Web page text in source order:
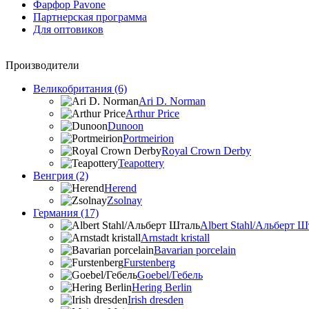
Фарфор Pavone
Партнерская программа
Для оптовиков
Производители
Великобритания (6)
Ari D. Norman
Arthur Price
Dunoon
Portmeirion
Royal Crown Derby
Teapottery
Венгрия (2)
Herend
Zsolnay
Германия (17)
Albert Stahl/Альбеpт
Arnstadt kristall
Bavarian porcelain
Furstenberg
Goebel/Гебель
Hering Berlin
Irish dresden